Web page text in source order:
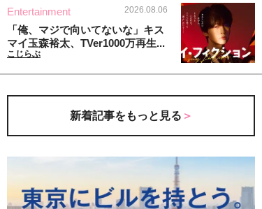
Entertainment 2026.08.06
「俺、マジで向いてないな」キス
マイ玉森裕太、TVer1000万再生...
こじらぶ
新着記事をもっと見る